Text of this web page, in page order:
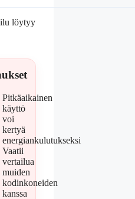
löytyy
Pitkäaikainen
käyttö
voi
kertyä
energiankulutukseksi
Vaatii
vertailua
muiden
kodinkoneiden
kanssa